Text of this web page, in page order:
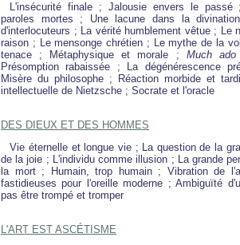
L'insécurité finale ; Jalousie envers le
paroles mortes ; Une lacune dans la
d'interlocuteurs ; La vérité humblement vêtue ; Le
raison ; Le mensonge chrétien ; Le mythe de la
tenace ; Métaphysique et morale ; Much ado
Présomption rabaissée ; La dégénérescence
Misère du philosophe ; Réaction morbide et
intellectuelle de Nietzsche ; Socrate et l'oracle
DES DIEUX ET DES HOMMES
Vie éternelle et longue vie ; La question de la
de la joie ; L'individu comme illusion ; La grande
la mort ; Humain, trop humain ; Vibration de
fastidieuses pour l'oreille moderne ; Ambiguïté
pas être trompé et tromper
L'ART EST ASCÉTISME